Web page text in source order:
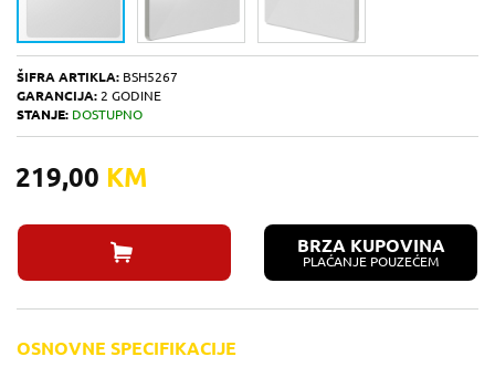
ŠIFRA ARTIKLA: BSH5267
GARANCIJA: 2 GODINE
STANJE: DOSTUPNO
219,00 KM
BRZA KUPOVINA
PLAĆANJE POUZEĆEM
OSNOVNE SPECIFIKACIJE